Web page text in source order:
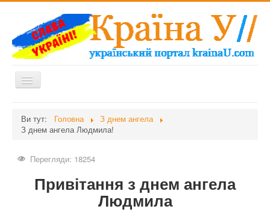
Перемикач
навігації
Дієти
Мати та дитина
Ви тут: Головна
З днем ангела
З днем ангела Людмила!
Перегляди: 18254
Привітання з днем ангела
Людмила